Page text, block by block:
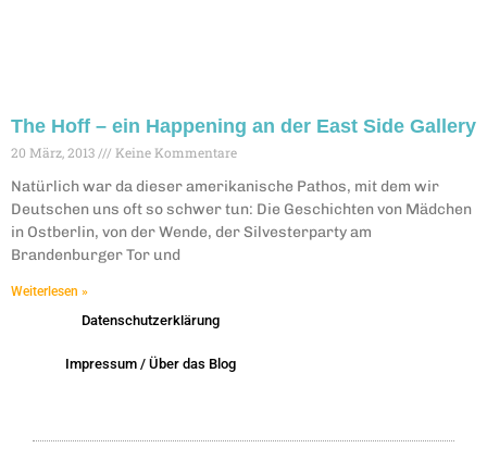
The Hoff – ein Happening an der East Side Gallery
20 März, 2013 Keine Kommentare
Natürlich war da dieser amerikanische Pathos, mit dem wir
Deutschen uns oft so schwer tun: Die Geschichten von Mädchen
in Ostberlin, von der Wende, der Silvesterparty am
Brandenburger Tor und
Weiterlesen »
Datenschutzerklärung
Impressum / Über das Blog